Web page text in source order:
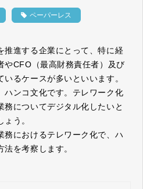
ペーパーレス
推進する企業にとって、特に経
やCFO（最高財務責任者）及び
るケースが多いといいます。
ハンコ文化です。テレワーク化
についてデジタル化したいと
う。
務におけるテレワーク化で、ハ
を考察します。